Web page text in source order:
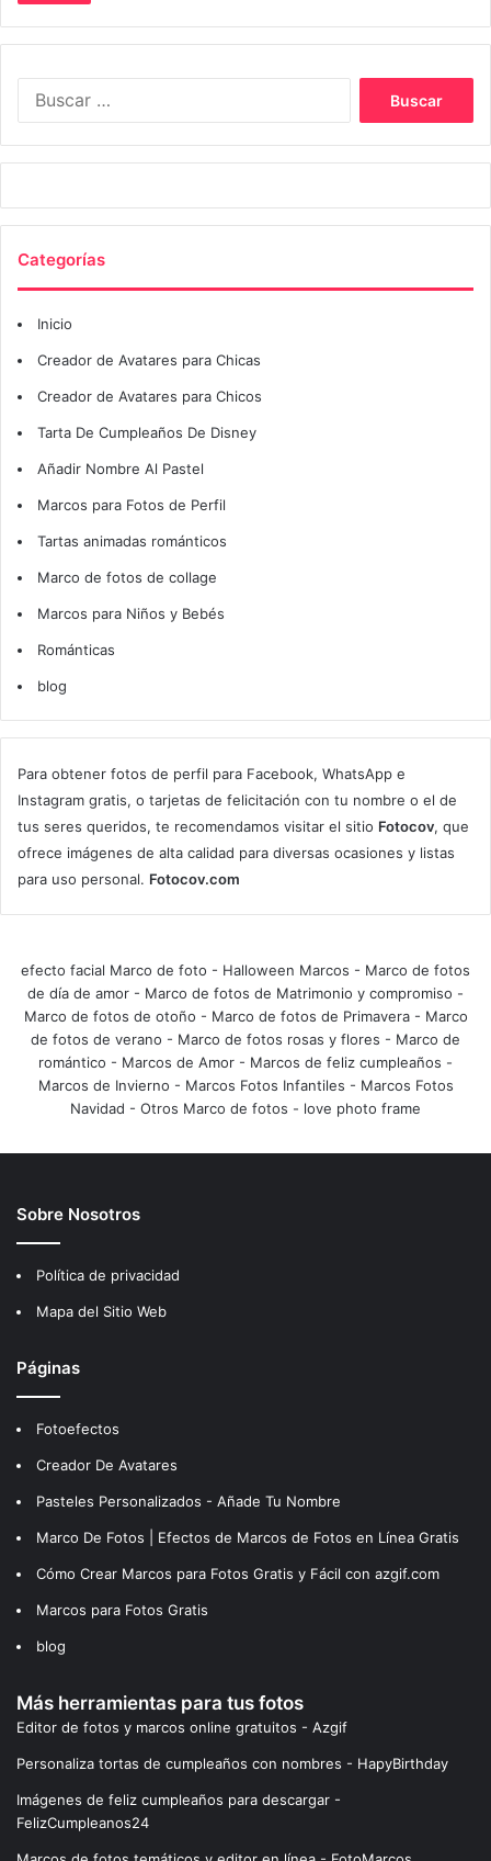
Categorías
Inicio
Creador de Avatares para Chicas
Creador de Avatares para Chicos
Tarta De Cumpleaños De Disney
Añadir Nombre Al Pastel
Marcos para Fotos de Perfil
Tartas animadas románticos
Marco de fotos de collage
Marcos para Niños y Bebés
Románticas
blog
Para obtener fotos de perfil para Facebook, WhatsApp e
Instagram gratis, o tarjetas de felicitación con tu nombre o el de
tus seres queridos, te recomendamos visitar el sitio Fotocov, que
ofrece imágenes de alta calidad para diversas ocasiones y listas
para uso personal. Fotocov.com
efecto facial Marco de foto - Halloween Marcos - Marco de fotos
de día de amor - Marco de fotos de Matrimonio y compromiso -
Marco de fotos de otoño - Marco de fotos de Primavera- Marco
de fotos de verano - Marco de fotos rosas y flores - Marco de
romántico - Marcos de Amor - Marcos de feliz cumpleaños -
Marcos de Invierno - Marcos Fotos Infantiles - Marcos Fotos
Navidad - Otros Marco de fotos - love photo frame
Sobre Nosotros
Política de privacidad
Mapa del Sitio Web
Páginas
Fotoefectos
Creador De Avatares
Pasteles Personalizados - Añade Tu Nombre
Marco De Fotos | Efectos de Marcos de Fotos en Línea Gratis
Cómo Crear Marcos para Fotos Gratis y Fácil con azgif.com
Marcos para Fotos Gratis
blog
Más herramientas para tus fotos
Editor de fotos y marcos online gratuitos - Azgif
Personaliza tortas de cumpleaños con nombres - HapyBirthday
Imágenes de feliz cumpleaños para descargar -
FelizCumpleanos24